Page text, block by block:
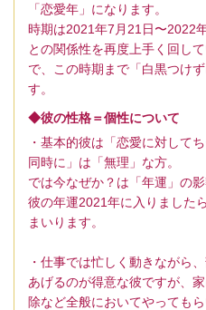
「恋愛年」になります。
時期は2021年7月21日〜2022
との関係性を再度上手く回し
で、この時期まで「白黒つけ
す。
◆彼の性格＝個性について
・基本的彼は「恋愛に対して
同時に」は「無理」な方。
では今なぜか？は「年運」の
彼の年運2021年に入りました
まいります。
・仕事では忙しく動きながら
あげるのが得意な彼ですが、
除など全般においてやっても